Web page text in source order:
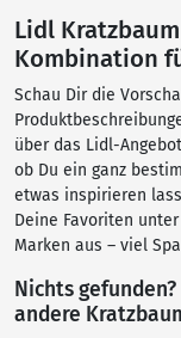
Lidl
Kombination
Schau Dir die
über das Lidl-
ob Du ein ganz
etwas inspirieren
Deine Favoriten
Marken aus – viel
Nichts
andere